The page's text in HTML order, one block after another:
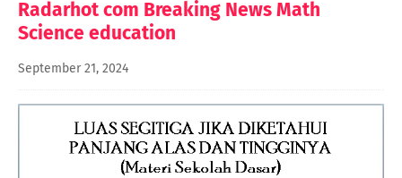
Radarhot com Breaking News Math
Science education
September 21, 2024